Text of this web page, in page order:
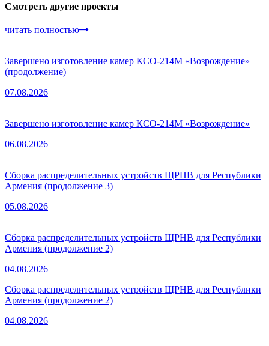
Смотреть другие проекты
читать полностью
Завершено изготовление камер КСО-214М «Возрождение»
(продолжение)
07.08.2026
Завершено изготовление камер КСО-214М «Возрождение»
06.08.2026
Сборка распределительных устройств ЩРНВ для Республики
Армения (продолжение 3)
05.08.2026
Сборка распределительных устройств ЩРНВ для Республики
Армения (продолжение 2)
04.08.2026
Сборка распределительных устройств ЩРНВ для Республики
Армения (продолжение 2)
04.08.2026